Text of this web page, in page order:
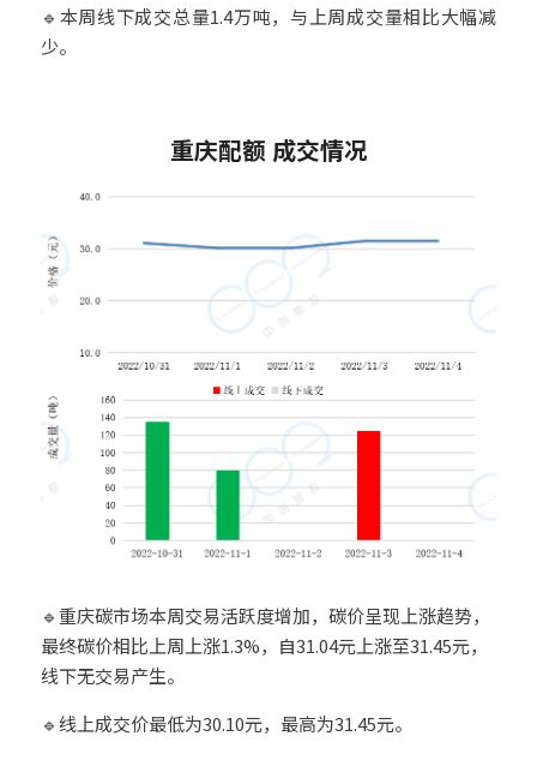
🔹本周线下成交总量1.4万吨，与上周成交量相比大幅减
少。
重庆配额 成交情况
🔹重庆碳市场本周交易活跃度增加，碳价呈现上涨趋势，
最终碳价相比上周上涨1.3%，自31.04元上涨至31.45元，
线下无交易产生。
🔹线上成交价最低为30.10元，最高为31.45元。